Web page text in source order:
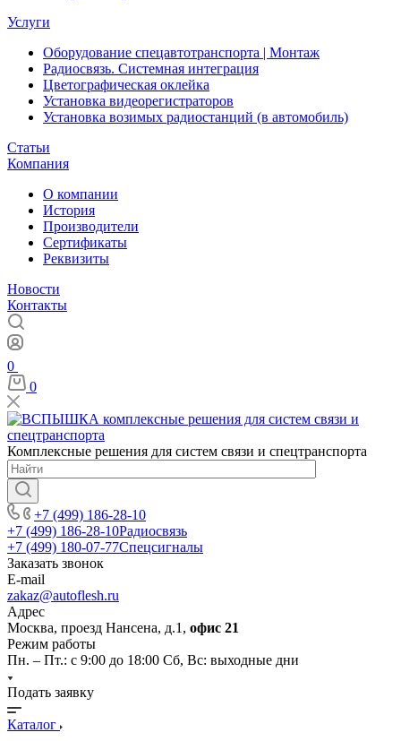
Услуги
Оборудование спецавтотранспорта | Монтаж
Радиосвязь. Системная интеграция
Цветографическая оклейка
Установка видеорегистраторов
Установка возимых радиостанций (в автомобиль)
Статьи
Компания
О компании
История
Производители
Сертификаты
Реквизиты
Новости
Контакты
0
0
Комплексные решения для систем связи и спецтранспорта
+7 (499) 186-28-10
+7 (499) 186-28-10Радиосвязь
+7 (499) 180-07-77Спецсигналы
Заказать звонок
E-mail
zakaz@autoflesh.ru
Адрес
Москва, проезд Нансена, д.1, офис 21
Режим работы
Пн. – Пт.: с 9:00 до 18:00 Cб, Вс: выходные дни
Подать заявку
Каталог